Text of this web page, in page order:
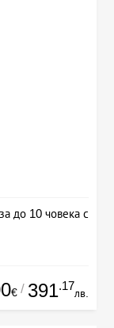
до 10 човека с
€ / 391.17
лв.